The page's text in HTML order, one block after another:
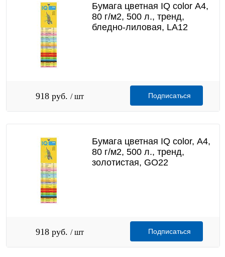
Бумага цветная IQ color А4,
80 г/м2, 500 л., тренд,
бледно-лиловая, LA12
918 руб. / шт Подписаться
Бумага цветная IQ color, А4,
80 г/м2, 500 л., тренд,
золотистая, GO22
918 руб. / шт Подписаться